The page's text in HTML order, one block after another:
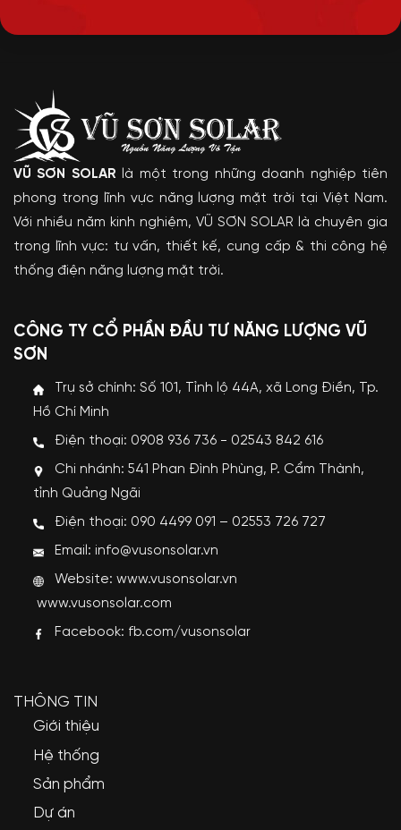
VŨ SƠN SOLAR là một trong những doanh nghiệp tiên
phong trong lĩnh vực năng lượng mặt trời tại Việt Nam.
Với nhiều năm kinh nghiệm, VŨ SƠN SOLAR là chuyên gia
trong lĩnh vực: tư vấn, thiết kế, cung cấp & thi công hệ
thống điện năng lượng mặt trời.
CÔNG TY CỔ PHẦN ĐẦU TƯ NĂNG LƯỢNG VŨ
SƠN
Trụ sở chính: Số 101, Tỉnh lộ 44A, xã Long Điền, Tp.
Hồ Chí Minh
Điện thoại: 0908 936 736 - 02543 842 616
Chi nhánh: 541 Phan Đình Phùng, P. Cẩm Thành,
tỉnh Quảng Ngãi
Điện thoại: 090 4499 091 – 02553 726 727
Email: info@vusonsolar.vn
Website:www.vusonsolar.vn
www.vusonsolar.com
Facebook: fb.com/vusonsolar
THÔNG TIN
Giới thiệu
Hệ thống
Sản phẩm
Dự án